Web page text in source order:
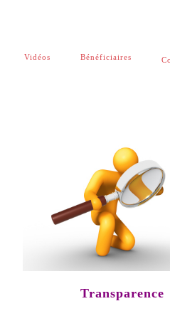
Vidéos Bénéficiaires
Transparence